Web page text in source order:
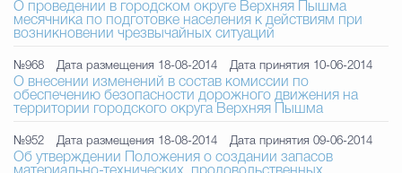
О проведении в городском округе Верхняя Пышма
месячника по подготовке населения к действиям при
возникновении чрезвычайных ситуаций
№968 Дата размещения 18-08-2014 Дата принятия 10-06-2014
О внесении изменений в состав комиссии по
обеспечению безопасности дорожного движения на
территории городского округа Верхняя Пышма
№952 Дата размещения 18-08-2014 Дата принятия 09-06-2014
Об утверждении Положения о создании запасов